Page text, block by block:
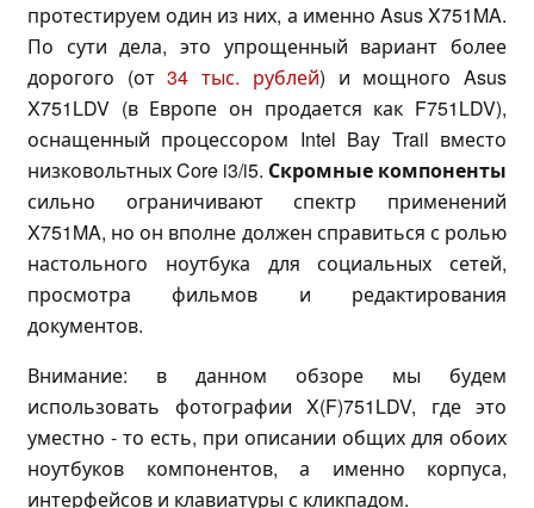
протестируем один из них, а именно Asus X751MA.
По сути дела, это упрощенный вариант более
дорогого (от34 тыс. рублей) и мощного Asus
X751LDV (в Европе он продается как F751LDV),
оснащенный процессором Intel Bay Trail вместо
низковольтных Core i3/i5. Скромные компоненты
сильно ограничивают спектр применений
X751MA, но он вполне должен справиться с ролью
настольного ноутбука для социальных сетей,
просмотра фильмов и редактирования
документов.
Внимание: в данном обзоре мы будем
использовать фотографии X(F)751LDV, где это
уместно - то есть, при описании общих для обоих
ноутбуков компонентов, а именно корпуса,
интерфейсов и клавиатуры с кликпадом.